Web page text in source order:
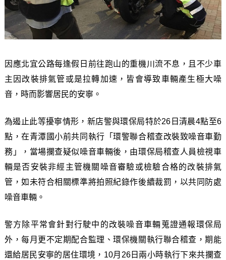
因應北宜公路每逢假日前往跑山的重機川流不息，且不少車
主因改裝排氣管或是拉轉加速，皆會導致車輛產生極大噪
音，時而影響居民的安寧。
為遏止此等擾寧情形，新店警與環保局特於26日清晨4點至6
點，在青潭國小前共同執行「環警聯合稽查改裝致噪音車勤
務」，當場攔查疑似噪音車輛後，由環保局稽查人員檢視車
輛是否安裝非經主管機關噪音審驗或檢驗合格的改裝排氣
管，如未符合相關標準將拍照紀錄作後續裁罰，以共同防處
噪音車輛。
警方除平常會針對行駛中的改裝噪音車輛蒐證通報環保局
外，每月更不定期配合監理、環保機關執行聯合稽查，期能
還給居民安寧的居住環境，10月26日兩小時執行下來共攔查